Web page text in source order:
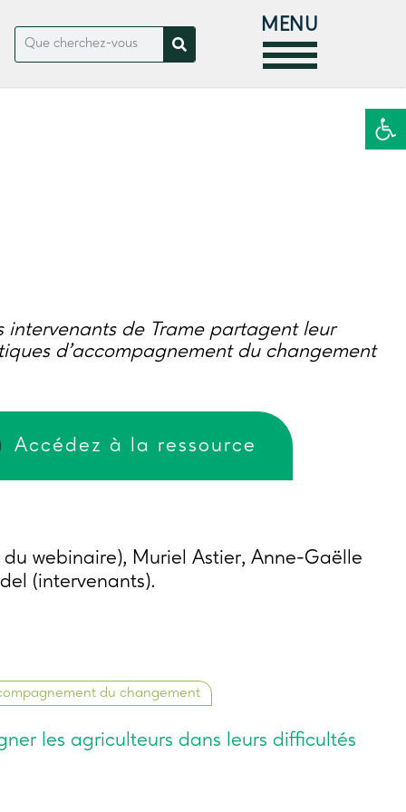
Ouvrir
MENU
intervenants de Trame partagent leur
d’accompagnement du changement
Accédez à la ressource
du webinaire), Muriel Astier, Anne-Gaëlle
(intervenants).
du changement
les agriculteurs dans leurs difficultés